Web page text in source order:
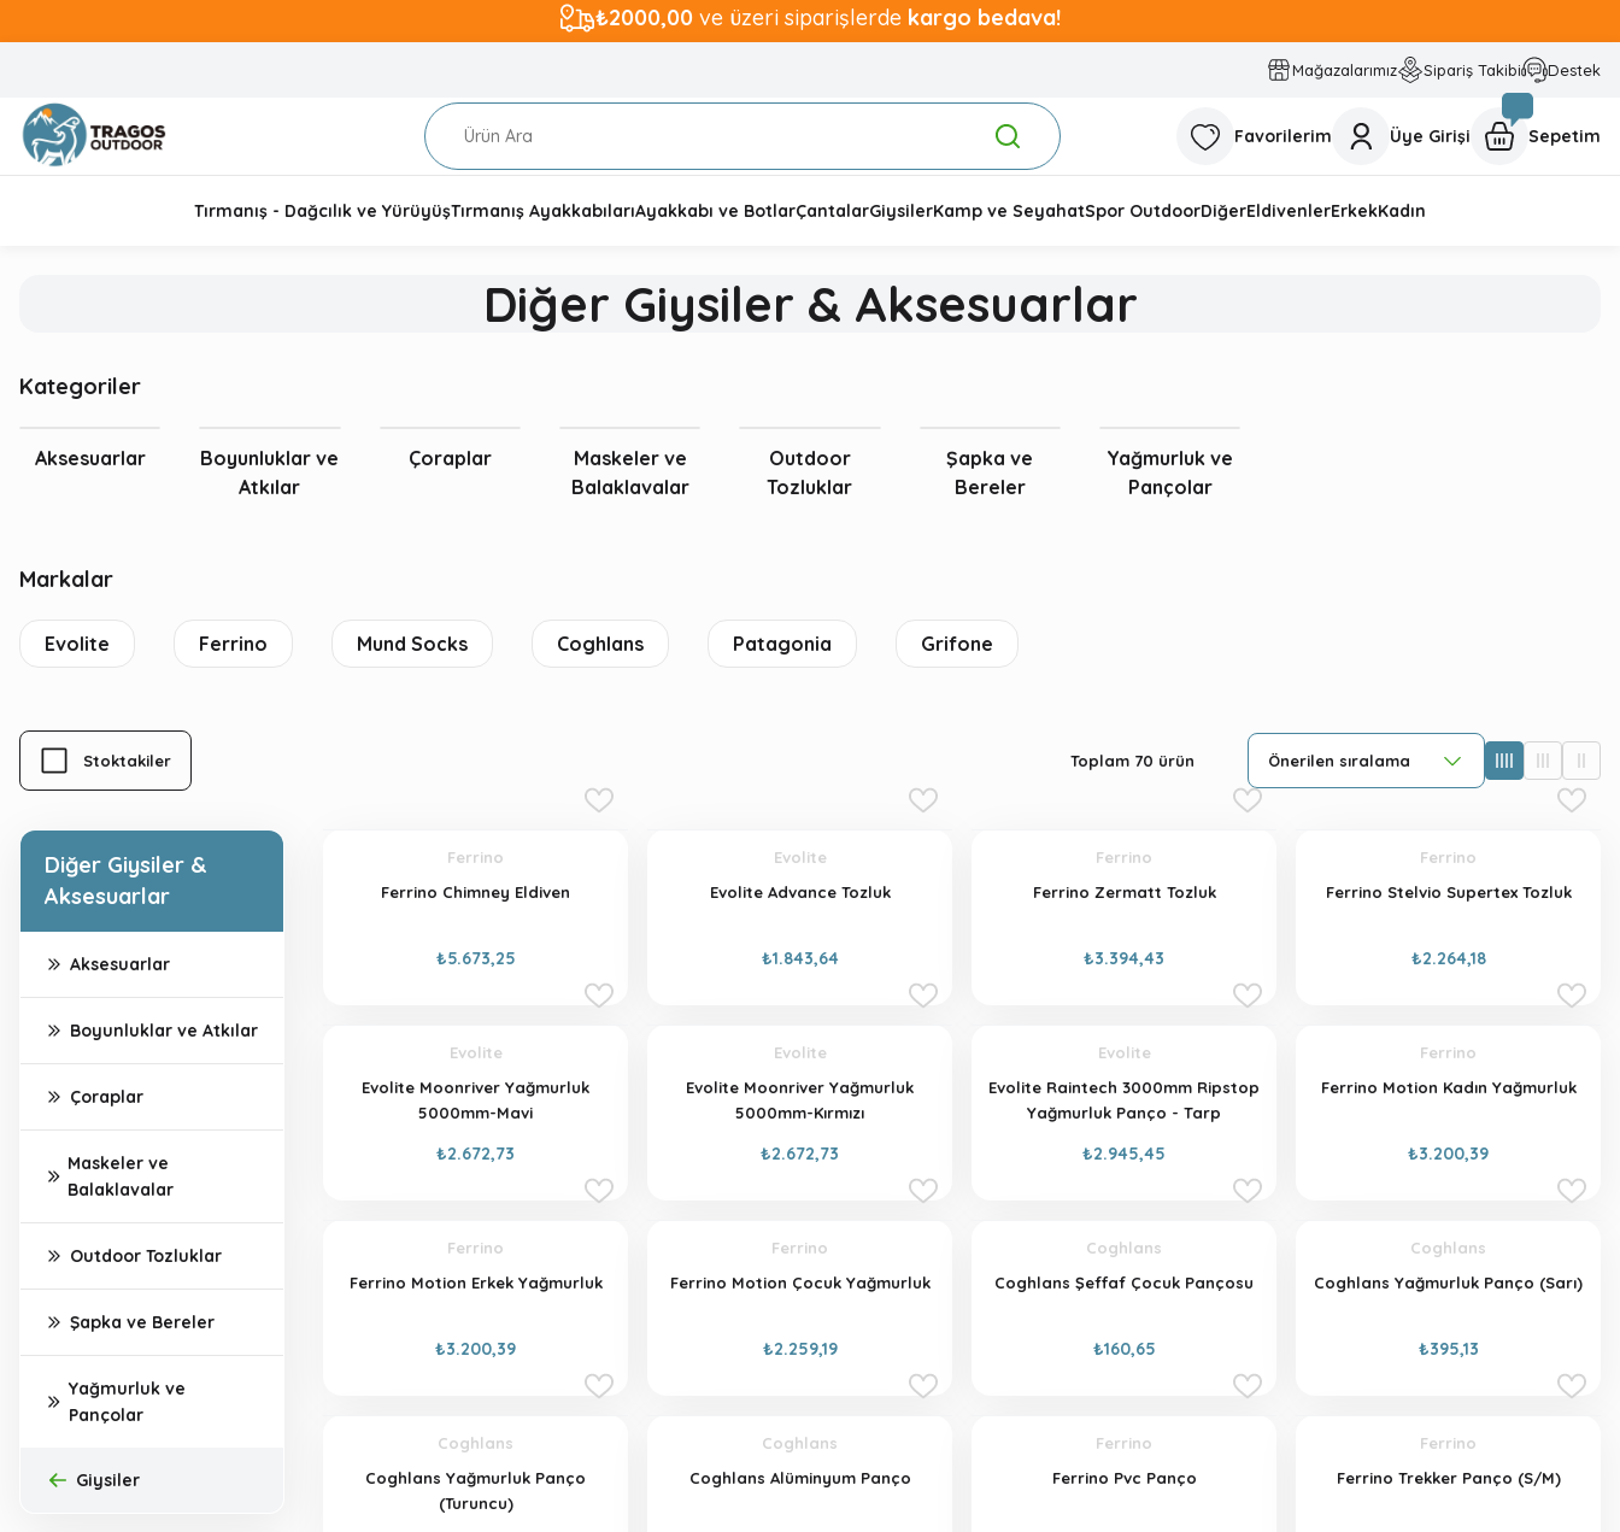
₺2000,00 ve üzeri siparişlerde kargo bedava!
Mağazalarımız Sipariş Takibi Destek
Favorilerim Üye Girişi Sepetim
Tırmanış - Dağcılık ve YürüyüşTırmanış AyakkabılarıAyakkabı ve BotlarÇantalarGiysilerKamp ve SeyahatSpor OutdoorDiğerEldivenlerErkekKadın
Diğer Giysiler & Aksesuarlar
Kategoriler
Aksesuarlar
Boyunluklar ve
Atkılar
Çoraplar
Maskeler ve
Balaklavalar
Outdoor
Tozluklar
Şapka ve
Bereler
Yağmurluk ve
Pançolar
Markalar
Evolite Ferrino Mund Socks Coghlans Patagonia Grifone
Stoktakiler Toplam 70 ürün
Diğer Giysiler &
Aksesuarlar
Aksesuarlar
Boyunluklar ve Atkılar
Çoraplar
Maskeler ve
Balaklavalar
Outdoor Tozluklar
Şapka ve Bereler
Yağmurluk ve
Pançolar
Giysiler
Ferrino
Ferrino Chimney Eldiven
₺5.673,25
Evolite
Evolite Advance Tozluk
₺1.843,64
Ferrino
Ferrino Zermatt Tozluk
₺3.394,43
Ferrino
Ferrino Stelvio Supertex Tozluk
₺2.264,18
Evolite
Evolite Moonriver Yağmurluk
5000mm-Mavi
₺2.672,73
Evolite
Evolite Moonriver Yağmurluk
5000mm-Kırmızı
₺2.672,73
Evolite
Evolite Raintech 3000mm Ripstop
Yağmurluk Panço - Tarp
₺2.945,45
Ferrino
Ferrino Motion Kadın Yağmurluk
₺3.200,39
Ferrino
Ferrino Motion Erkek Yağmurluk
₺3.200,39
Ferrino
Ferrino Motion Çocuk Yağmurluk
₺2.259,19
Coghlans
Coghlans Şeffaf Çocuk Pançosu
₺160,65
Coghlans
Coghlans Yağmurluk Panço (Sarı)
₺395,13
Coghlans
Coghlans Yağmurluk Panço
(Turuncu)
Coghlans
Coghlans Alüminyum Panço
Ferrino
Ferrino Pvc Panço
Ferrino
Ferrino Trekker Panço (S/M)